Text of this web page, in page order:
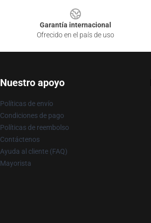
Garantía internacional
Ofrecido en el país de uso
Nuestro apoyo
Políticas de envío
Condiciones de pago
Políticas de reembolso
Contáctenos
Ayuda al cliente (FAQ)
Mayorista